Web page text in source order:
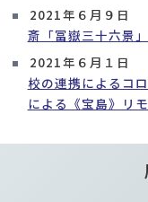
2021年６月９日
斎「冨嶽三十六景
2021年６月１日
校の連携によるコ
による《宝島》リ